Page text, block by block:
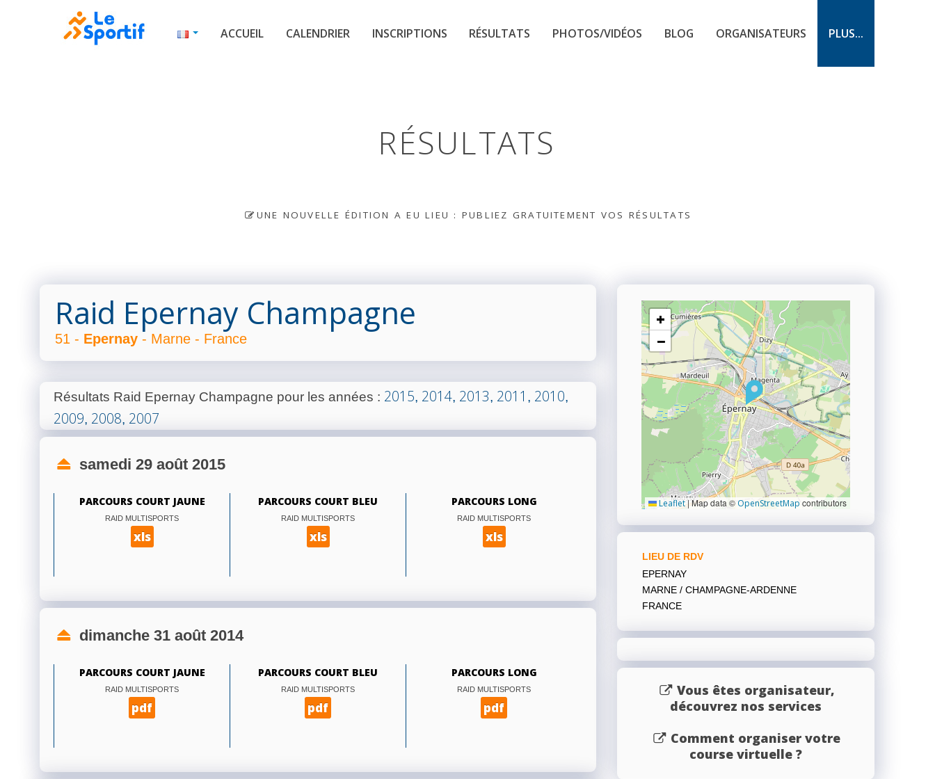
ACCUEIL CALENDRIER INSCRIPTIONS RÉSULTATS PHOTOS/VIDÉOS BLOG ORGANISATEURS PLUS...
RÉSULTATS
UNE NOUVELLE ÉDITION A EU LIEU : PUBLIEZ GRATUITEMENT VOS RÉSULTATS
Raid Epernay Champagne
51 - Epernay - Marne - France
Résultats Raid Epernay Champagne pour les années : 2015, 2014, 2013, 2011 , 2010,
2009, 2008, 2007
samedi 29 août 2015
PARCOURS COURT JAUNE
RAID MULTISPORTS
xls
PARCOURS COURT BLEU
RAID MULTISPORTS
xls
PARCOURS LONG
RAID MULTISPORTS
xls
dimanche 31 août 2014
PARCOURS COURT JAUNE
RAID MULTISPORTS
pdf
PARCOURS COURT BLEU
RAID MULTISPORTS
pdf
PARCOURS LONG
RAID MULTISPORTS
pdf
+
−
Leaflet|Map data © OpenStreetMap contributors
LIEU DE RDV
EPERNAY
MARNE / CHAMPAGNE-ARDENNE
FRANCE
Vous êtes organisateur,
découvrez nos services
Comment organiser votre
course virtuelle ?